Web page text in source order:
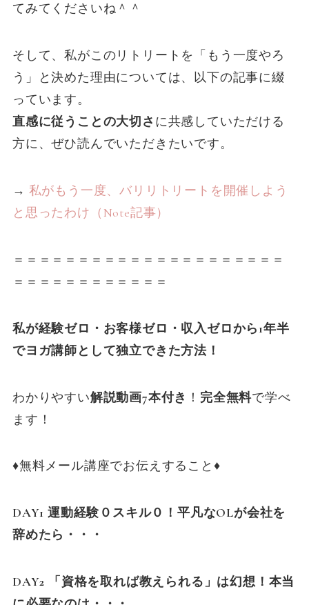
てみてくださいね＾＾
そして、私がこのリトリートを「もう一度やろ
う」と決めた理由については、以下の記事に綴
っています。
直感に従うことの大切さ に共感していただける
方に、ぜひ読んでいただきたいです。
→ 私がもう一度、バリリトリートを開催しよう
と思ったわけ（Note記事）
＝＝＝＝＝＝＝＝＝＝＝＝＝＝＝＝＝＝＝＝＝
＝＝＝＝＝＝＝＝＝＝＝＝
私が経験ゼロ・お客様ゼロ・収入ゼロから1年半
でヨガ講師として独立できた方法！
わかりやすい解説動画7本付き ！ 完全無料で学べ
ます！
♦️無料メール講座でお伝えすること♦️
DAY1 運動経験０スキル０！平凡なOLが会社を
辞めたら・・・
DAY2 「資格を取れば教えられる」は幻想！本当